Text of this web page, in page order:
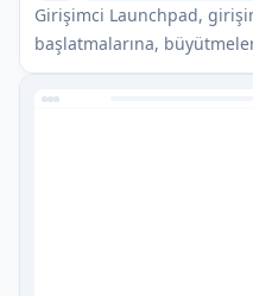
AI Coaching
Girişimci Launchpad,
başlatmalarına,
yardımcı olmak için
topluluk sağlayan